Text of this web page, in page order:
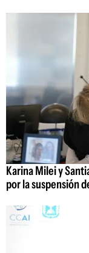
Karina Milei y
por la suspensión